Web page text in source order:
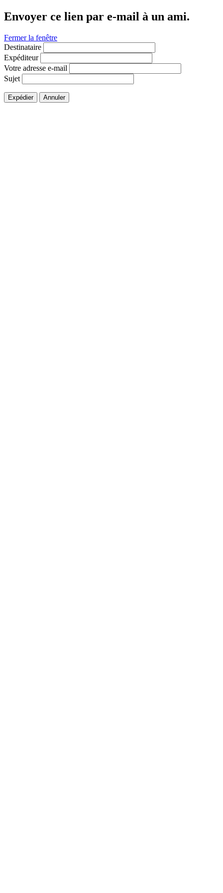
Envoyer ce lien par e-mail à un ami.
Fermer la fenêtre
Destinataire
Expéditeur
Votre adresse e-mail
Sujet
Expédier Annuler